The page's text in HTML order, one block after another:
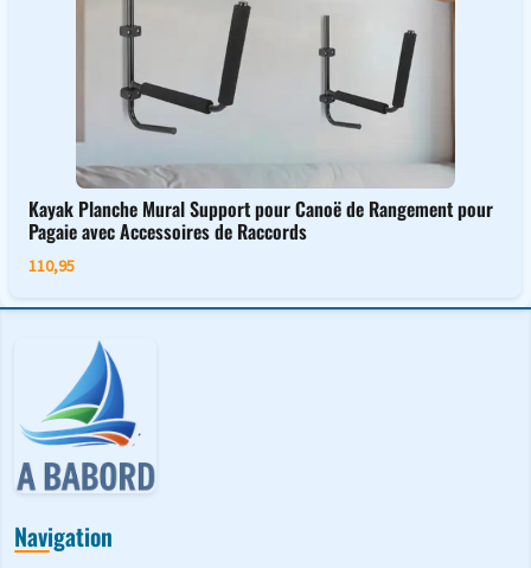
Kayak Planche Mural Support pour Canoë de Rangement pour
Pagaie avec Accessoires de Raccords
110,95
Navigation